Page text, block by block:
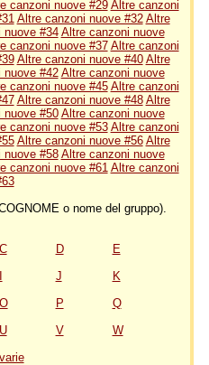
canzoni nuove #29 Altre canzoni
Altre canzoni nuove #32 Altre
nuove #34 Altre canzoni nuove
canzoni nuove #37 Altre canzoni
Altre canzoni nuove #40 Altre
nuove #42 Altre canzoni nuove
canzoni nuove #45 Altre canzoni
Altre canzoni nuove #48 Altre
nuove #50 Altre canzoni nuove
canzoni nuove #53 Altre canzoni
Altre canzoni nuove #56 Altre
nuove #58 Altre canzoni nuove
canzoni nuove #61 Altre canzoni
o nome del gruppo).
C D
E
J
K
O P
Q
U V
W
varie